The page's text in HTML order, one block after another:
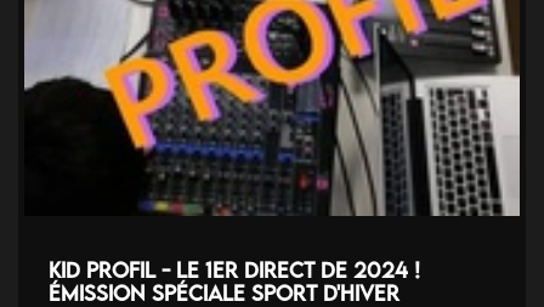
Kid Profil - le 1er direct de 2024 !
Émission spéciale Sport d'hiver